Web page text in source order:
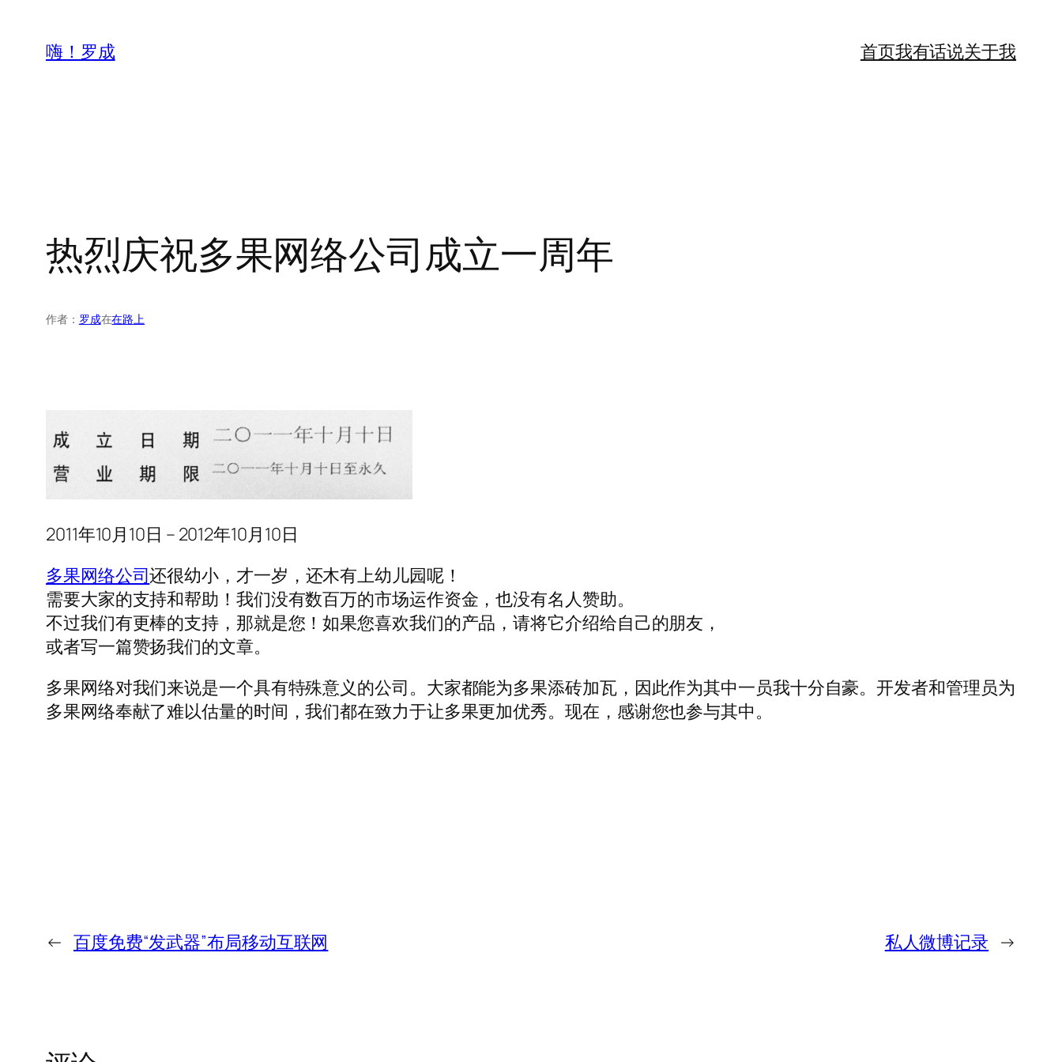
嗨！罗成 首页我有话说关于我
热烈庆祝多果网络公司成立一周年
作者： 罗成在在路上
2011年10月10日 – 2012年10月10日
多果网络公司还很幼小，才一岁，还木有上幼儿园呢！
需要大家的支持和帮助！我们没有数百万的市场运作资金，也没有名人赞助。
不过我们有更棒的支持，那就是您！如果您喜欢我们的产品，请将它介绍给自己的朋友，
或者写一篇赞扬我们的文章。
多果网络对我们来说是一个具有特殊意义的公司。大家都能为多果添砖加瓦，因此作为其中一员我十分自豪。开发者和管理员为
多果网络奉献了难以估量的时间，我们都在致力于让多果更加优秀。现在，感谢您也参与其中。
← 百度免费“发武器”布局移动互联网 私人微博记录 →